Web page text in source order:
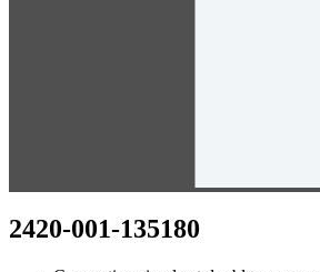
2420-001-135180